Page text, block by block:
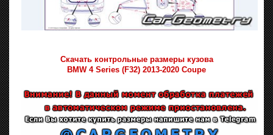
Скачать контрольные размеры кузова
BMW 4 Series (F32) 2013-2020 Coupe